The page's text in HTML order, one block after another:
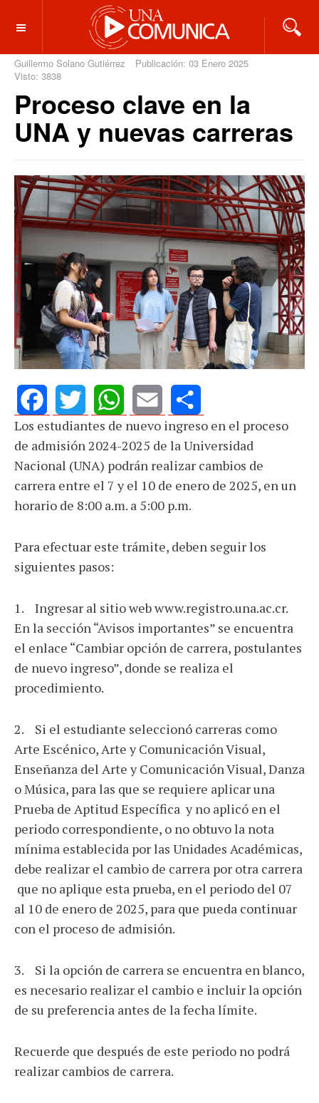
OFF CANVAS
Guillermo Solano Gutiérrez
Publicación: 03 Enero 2025
Visto: 3838
Proceso clave en la
UNA y nuevas carreras
FacebookTwitterWhatsApp
Email Share
Los estudiantes de nuevo ingreso en el proceso
de admisión 2024-2025 de la Universidad
Nacional (UNA) podrán realizar cambios de
carrera entre el 7 y el 10 de enero de 2025, en un
horario de 8:00 a.m. a 5:00 p.m.
Para efectuar este trámite, deben seguir los
siguientes pasos:
1. Ingresar al sitio web www.registro.una.ac.cr.
En la sección “Avisos importantes” se encuentra
el enlace “Cambiar opción de carrera, postulantes
de nuevo ingreso”, donde se realiza el
procedimiento.
2. Si el estudiante seleccionó carreras como
Arte Escénico, Arte y Comunicación Visual,
Enseñanza del Arte y Comunicación Visual, Danza
o Música, para las que se requiere aplicar una
Prueba de Aptitud Específica y no aplicó en el
periodo correspondiente, o no obtuvo la nota
mínima establecida por las Unidades Académicas,
debe realizar el cambio de carrera por otra carrera
que no aplique esta prueba, en el periodo del 07
al 10 de enero de 2025, para que pueda continuar
con el proceso de admisión.
3. Si la opción de carrera se encuentra en blanco,
es necesario realizar el cambio e incluir la opción
de su preferencia antes de la fecha límite.
Recuerde que después de este periodo no podrá
realizar cambios de carrera.